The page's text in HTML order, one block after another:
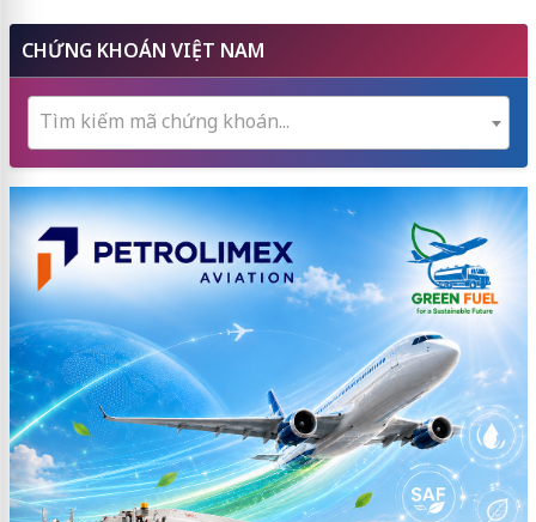
CHỨNG KHOÁN VIỆT NAM
Tìm kiếm mã chứng khoán...